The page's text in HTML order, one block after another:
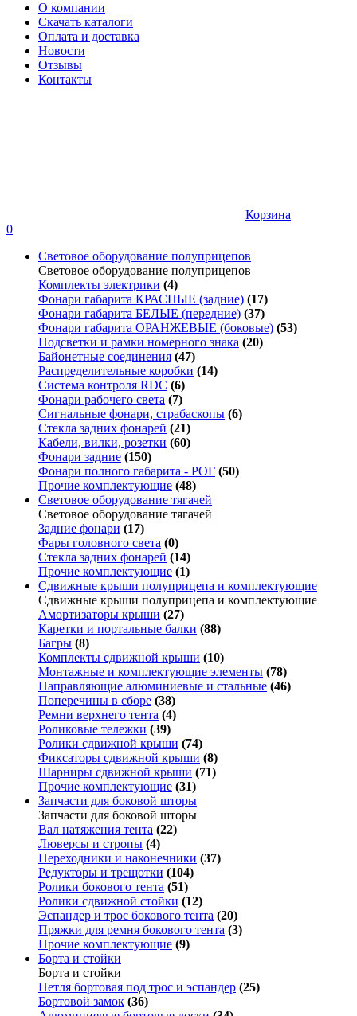
О компании
Скачать каталоги
Оплата и доставка
Новости
Отзывы
Контакты
Корзина
0
Световое оборудование полуприцепов
Световое оборудование полуприцепов
Комплекты электрики (4)
Фонари габарита КРАСНЫЕ (задние) (17)
Фонари габарита БЕЛЫЕ (передние) (37)
Фонари габарита ОРАНЖЕВЫЕ (боковые) (53)
Подсветки и рамки номерного знака (20)
Байонетные соединения (47)
Распределительные коробки (14)
Система контроля RDC (6)
Фонари рабочего света (7)
Сигнальные фонари, страбаскопы (6)
Стекла задних фонарей (21)
Кабели, вилки, розетки (60)
Фонари задние (150)
Фонари полного габарита - РОГ (50)
Прочие комплектующие (48)
Световое оборудование тягачей
Световое оборудование тягачей
Задние фонари (17)
Фары головного света (0)
Стекла задних фонарей (14)
Прочие комплектующие (1)
Сдвижные крыши полуприцепа и комплектующие
Сдвижные крыши полуприцепа и комплектующие
Амортизаторы крыши (27)
Каретки и портальные балки (88)
Багры (8)
Комплекты сдвижной крыши (10)
Монтажные и комплектующие элементы (78)
Направляющие алюминиевые и стальные (46)
Поперечины в сборе (38)
Ремни верхнего тента (4)
Роликовые тележки (39)
Ролики сдвижной крыши (74)
Фиксаторы сдвижной крыши (8)
Шарниры сдвижной крыши (71)
Прочие комплектующие (31)
Запчасти для боковой шторы
Запчасти для боковой шторы
Вал натяжения тента (22)
Люверсы и стропы (4)
Переходники и наконечники (37)
Редукторы и трещотки (104)
Ролики бокового тента (51)
Ролики сдвижной стойки (12)
Эспандер и трос бокового тента (20)
Пряжки для ремня бокового тента (3)
Прочие комплектующие (9)
Борта и стойки
Борта и стойки
Петля бортовая под трос и эспандер (25)
Бортовой замок (36)